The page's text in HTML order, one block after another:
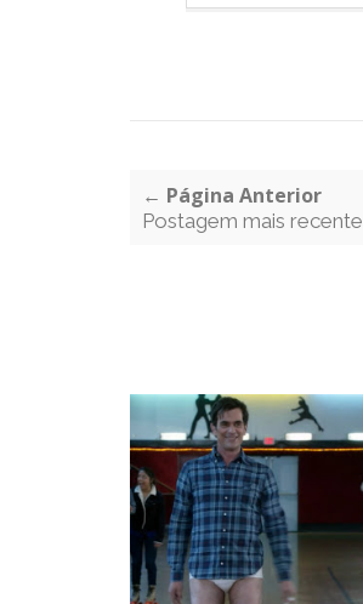
← Página Anterior
Postagem mais recente